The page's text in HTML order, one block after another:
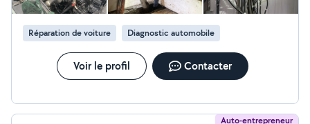
Réparation de voiture Diagnostic automobile
Voir le profil Contacter
Auto-entrepreneur